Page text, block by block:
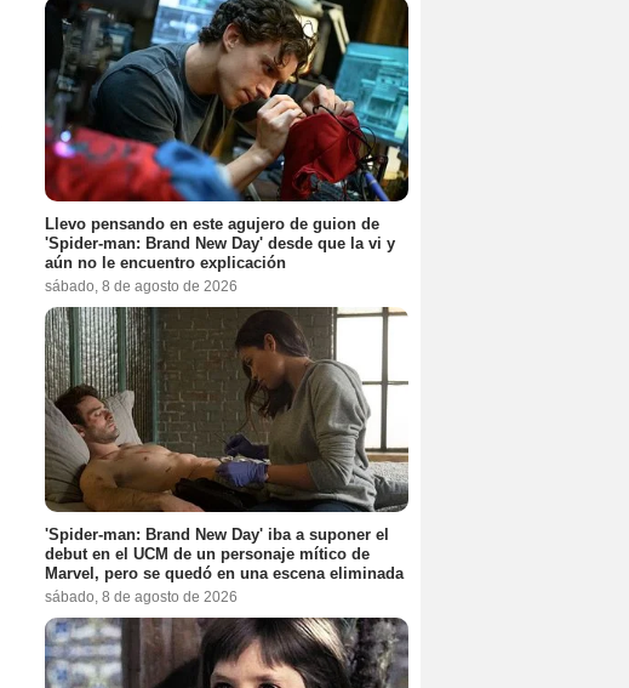
Llevo pensando en este agujero de guion de
'Spider-man: Brand New Day' desde que la vi y
aún no le encuentro explicación
sábado, 8 de agosto de 2026
'Spider-man: Brand New Day' iba a suponer el
debut en el UCM de un personaje mítico de
Marvel, pero se quedó en una escena eliminada
sábado, 8 de agosto de 2026